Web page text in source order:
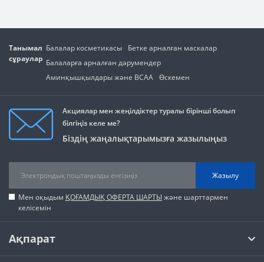
Танымал
сұраулар
Балалар косметикасы
Бетке арналған маскалар
Балаларға арналған дәрумендер
Аминқышқылдары және BCAA Өскемен
Акциялар мен жеңілдіктер туралы бірінші болып
білгіңіз келе ме?
Біздің жаңалықтарымызға жазылыңыз
Жазылу
Мен оқыдым ҚОҒАМДЫҚ ОФЕРТА ШАРТЫ және шарттармен
келісемін
Ақпарат